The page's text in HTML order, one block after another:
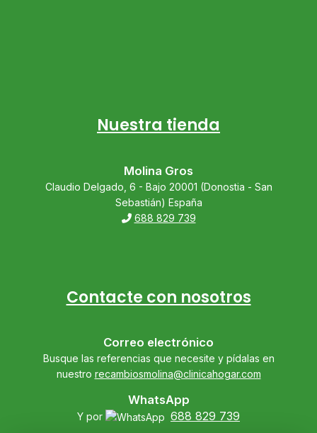
Nuestra tienda
Molina Gros
Claudio Delgado, 6 - Bajo 20001 (Donostia - San
Sebastián) España
688 829 739
Contacte con nosotros
Correo electrónico
Busque las referencias que necesite y pídalas en
nuestro recambiosmolina@clinicahogar.com
WhatsApp
Y por 688 829 739